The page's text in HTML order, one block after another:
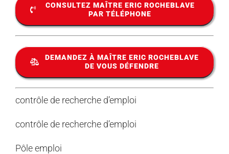
CONSULTEZ MAÎTRE ERIC ROCHEBLAVE
PAR TÉLÉPHONE
DEMANDEZ À MAÎTRE ERIC ROCHEBLAVE
DE VOUS DÉFENDRE
contrôle de recherche d’emploi
contrôle de recherche d’emploi
Pôleemploi